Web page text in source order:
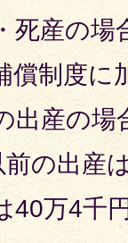
死産の場
償制度に
出産の場
の出産
40万4千